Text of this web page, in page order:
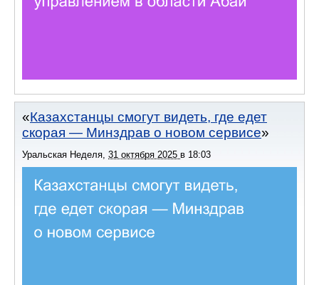
Казахстанцы смогут видеть, где едет
скорая — Минздрав о новом сервисе
Уральская Неделя, 31 октября 2025 в 18:03